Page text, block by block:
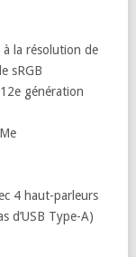
la résolution de
sRGB
génération
4 haut-parleurs
d’USB Type-A)